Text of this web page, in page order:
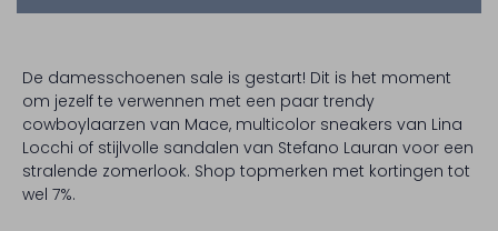
De damesschoenen sale is gestart! Dit is het moment
om jezelf te verwennen met een paar trendy
cowboylaarzen van Mace, multicolor sneakers van Lina
Locchi of stijlvolle sandalen van Stefano Lauran voor een
stralende zomerlook. Shop topmerken met kortingen tot
wel 7%.